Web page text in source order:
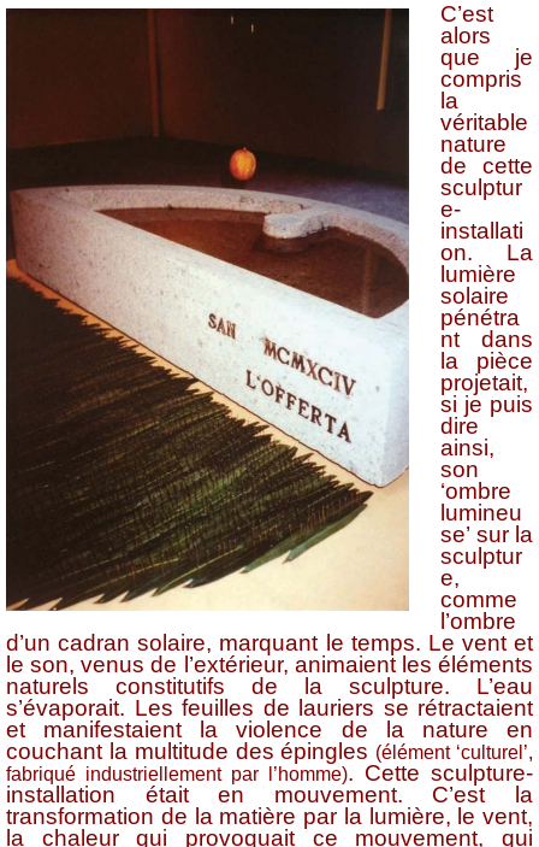
C’est
alors
que je
compris
la
véritable
nature
de cette
sculptur
e-
installati
on. La
lumière
solaire
pénétra
nt dans
la pièce
projetait,
si je puis
dire
ainsi,
son
‘ombre
lumineu
se’ sur la
sculptur
e,
comme
l’ombre
d’un cadran solaire, marquant le temps. Le vent et
le son, venus de l’extérieur, animaient les éléments
naturels constitutifs de la sculpture. L’eau
s’évaporait. Les feuilles de lauriers se rétractaient
et manifestaient la violence de la nature en
couchant la multitude des épingles (élément ‘culturel’,
fabriqué industriellement par l’homme). Cette sculpture-
installation était en mouvement. C’est la
transformation de la matière par la lumière, le vent,
la chaleur qui provoquait ce mouvement, qui